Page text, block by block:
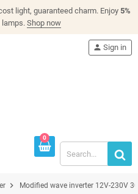
light, guaranteed charm. Enjoy 5%
lamps.Shop now
person Sign in
0
chevron_right Modified wave inverter 12V-230V